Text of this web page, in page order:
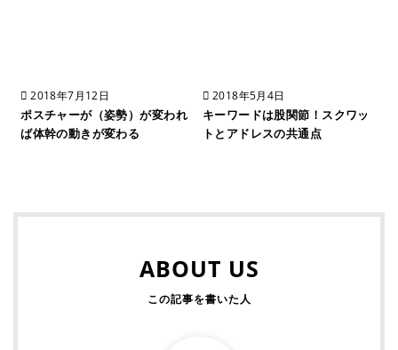
2018年7月12日
ポスチャーが（姿勢）が変われ
ば体幹の動きが変わる
2018年5月4日
キーワードは股関節！スクワッ
トとアドレスの共通点
ABOUT US